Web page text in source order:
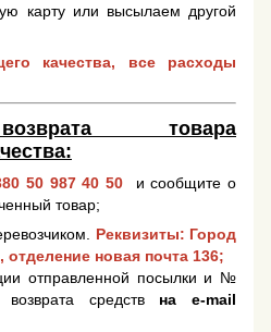
карту или высылаем другой
качества, все расходы
товара
50 987 40 50
и сообщите о
товар;
Реквизиты: Город
, отделение новая почта 136;
отправленной посылки и №
средств на e-mail